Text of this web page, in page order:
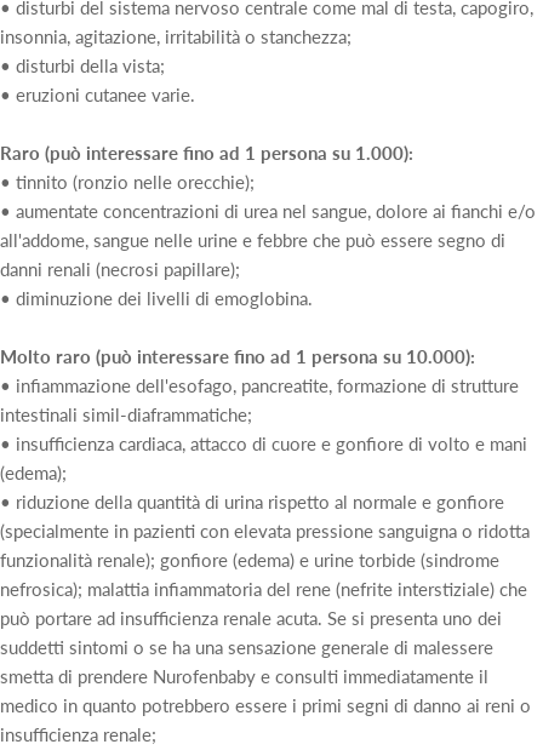
• disturbi del sistema nervoso centrale come mal di testa, capogiro,
insonnia, agitazione, irritabilità o stanchezza;
• disturbi della vista;
• eruzioni cutanee varie.
Raro (può interessare fino ad 1 persona su 1.000):
• tinnito (ronzio nelle orecchie);
• aumentate concentrazioni di urea nel sangue, dolore ai fianchi e/o
all'addome, sangue nelle urine e febbre che può essere segno di
danni renali (necrosi papillare);
• diminuzione dei livelli di emoglobina.
Molto raro (può interessare fino ad 1 persona su 10.000):
• infiammazione dell'esofago, pancreatite, formazione di strutture
intestinali simil-diaframmatiche;
• insufficienza cardiaca, attacco di cuore e gonfiore di volto e mani
(edema);
• riduzione della quantità di urina rispetto al normale e gonfiore
(specialmente in pazienti con elevata pressione sanguigna o ridotta
funzionalità renale); gonfiore (edema) e urine torbide (sindrome
nefrosica); malattia infiammatoria del rene (nefrite interstiziale) che
può portare ad insufficienza renale acuta. Se si presenta uno dei
suddetti sintomi o se ha una sensazione generale di malessere
smetta di prendere Nurofenbaby e consulti immediatamente il
medico in quanto potrebbero essere i primi segni di danno ai reni o
insufficienza renale;